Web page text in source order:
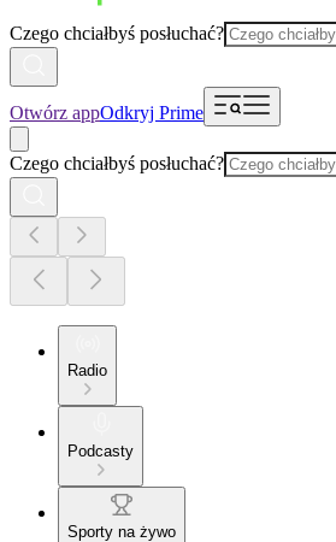
Czego chciałbyś posłuchać?
Otwórz appOdkryj Prime
Czego chciałbyś posłuchać?
Radio
Podcasty
Sporty na żywo